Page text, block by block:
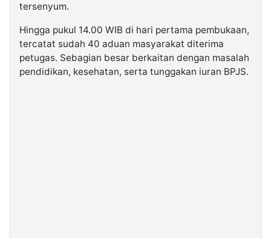
tersenyum.
Hingga pukul 14.00 WIB di hari pertama pembukaan,
tercatat sudah 40 aduan masyarakat diterima
petugas. Sebagian besar berkaitan dengan masalah
pendidikan, kesehatan, serta tunggakan iuran BPJS.